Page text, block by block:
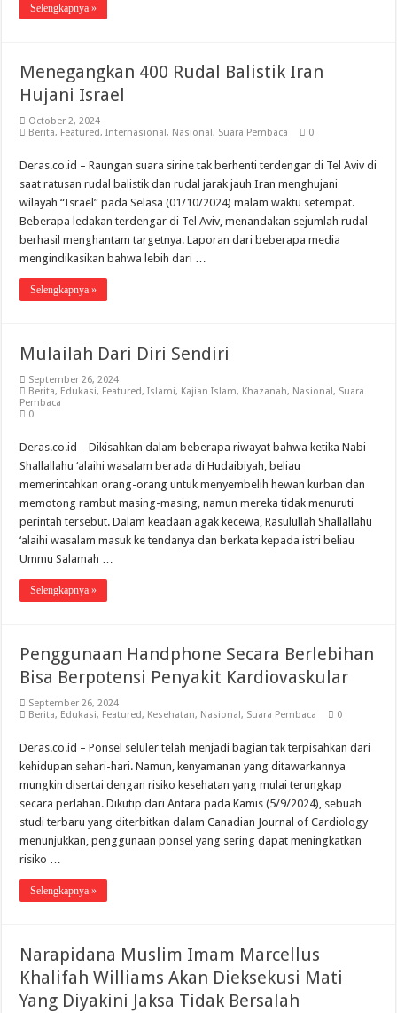
Selengkapnya »
Menegangkan 400 Rudal Balistik Iran
Hujani Israel
October 2, 2024
Berita, Featured,Internasional, Nasional, Suara Pembaca 0
Deras.co.id – Raungan suara sirine tak berhenti terdengar di Tel Aviv di
saat ratusan rudal balistik dan rudal jarak jauh Iran menghujani
wilayah “Israel” pada Selasa (01/10/2024) malam waktu setempat.
Beberapa ledakan terdengar di Tel Aviv, menandakan sejumlah rudal
berhasil menghantam targetnya. Laporan dari beberapa media
mengindikasikan bahwa lebih dari …
Selengkapnya »
Mulailah Dari Diri Sendiri
September 26, 2024
Berita, Edukasi, Featured,Islami, Kajian Islam, Khazanah, Nasional, Suara
Pembaca
0
Deras.co.id – Dikisahkan dalam beberapa riwayat bahwa ketika Nabi
Shallallahu ‘alaihi wasalam berada di Hudaibiyah, beliau
memerintahkan orang-orang untuk menyembelih hewan kurban dan
memotong rambut masing-masing, namun mereka tidak menuruti
perintah tersebut. Dalam keadaan agak kecewa, Rasulullah Shallallahu
‘alaihi wasalam masuk ke tendanya dan berkata kepada istri beliau
Ummu Salamah …
Selengkapnya »
Penggunaan Handphone Secara Berlebihan
Bisa Berpotensi Penyakit Kardiovaskular
September 26, 2024
Berita, Edukasi, Featured, Kesehatan, Nasional, Suara Pembaca 0
Deras.co.id – Ponsel seluler telah menjadi bagian tak terpisahkan dari
kehidupan sehari-hari. Namun, kenyamanan yang ditawarkannya
mungkin disertai dengan risiko kesehatan yang mulai terungkap
secara perlahan. Dikutip dari Antara pada Kamis (5/9/2024), sebuah
studi terbaru yang diterbitkan dalam Canadian Journal of Cardiology
menunjukkan, penggunaan ponsel yang sering dapat meningkatkan
risiko …
Selengkapnya »
Narapidana Muslim Imam Marcellus
Khalifah Williams Akan Dieksekusi Mati
Yang Diyakini Jaksa Tidak Bersalah